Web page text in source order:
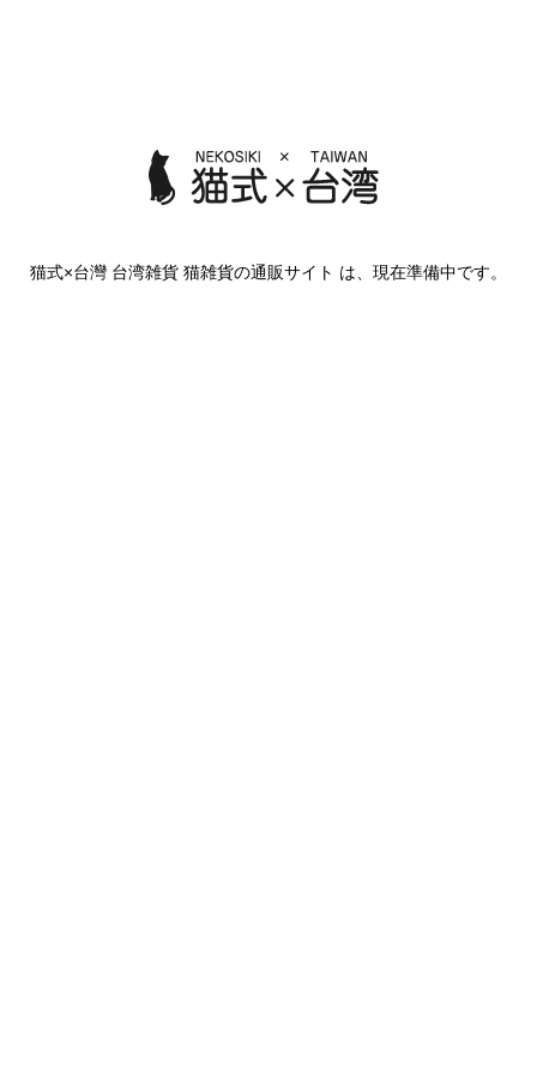
猫式×台灣 台湾雑貨 猫雑貨の通販サイト は、現在準備中です。